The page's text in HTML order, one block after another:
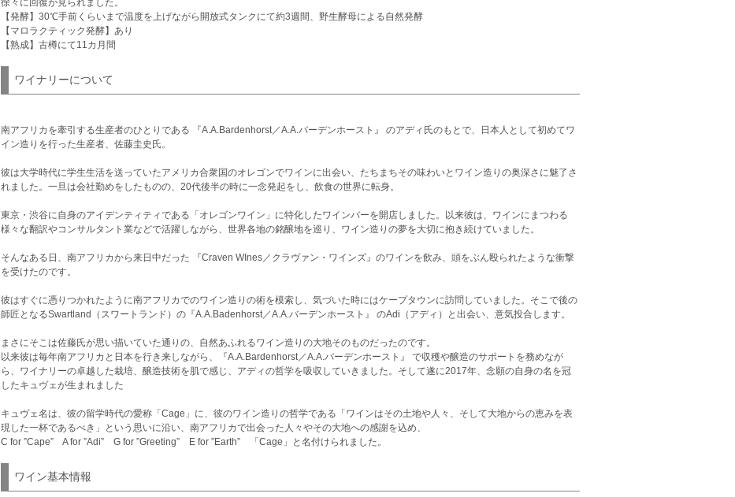
徐々に回復が見られました。
【発酵】30℃手前くらいまで温度を上げながら開放式タンクにて約3週間、野生酵母による自然発酵
【マロラクティック発酵】あり
【熟成】古樽にて11カ月間
ワイナリーについて
南アフリカを牽引する生産者のひとりである 『A.A.Bardenhorst／A.A.バーデンホースト』 のアディ氏のもとで、日本人として初めてワ
イン造りを行った生産者、佐藤圭史氏。
彼は大学時代に学生生活を送っていたアメリカ合衆国のオレゴンでワインに出会い、たちまちその味わいとワイン造りの奥深さに魅了さ
れました。一旦は会社勤めをしたものの、20代後半の時に一念発起をし、飲食の世界に転身。
東京・渋谷に自身のアイデンティティである「オレゴンワイン」に特化したワインバーを開店しました。以来彼は、ワインにまつわる
様々な翻訳やコンサルタント業などで活躍しながら、世界各地の銘醸地を巡り、ワイン造りの夢を大切に抱き続けていました。
そんなある日、南アフリカから来日中だった 『Craven WInes／クラヴァン・ワインズ』のワインを飲み、頭をぶん殴られたような衝撃
を受けたのです。
彼はすぐに憑りつかれたように南アフリカでのワイン造りの術を模索し、気づいた時にはケープタウンに訪問していました。そこで後の
師匠となるSwartland（スワートランド）の『A.A.Badenhorst／A.A.バーデンホースト』 のAdi（アディ）と出会い、意気投合します。
まさにそこは佐藤氏が思い描いていた通りの、自然あふれるワイン造りの大地そのものだったのです。
以来彼は毎年南アフリカと日本を行き来しながら、『A.A.Bardenhorst／A.A.バーデンホースト』 で収穫や醸造のサポートを務めなが
ら、ワイナリーの卓越した栽培、醸造技術を肌で感じ、アディの哲学を吸収していきました。そして遂に2017年、念願の自身の名を冠
したキュヴェが生まれました
キュヴェ名は、彼の留学時代の愛称「Cage」に、彼のワイン造りの哲学である「ワインはその土地や人々、そして大地からの恵みを表
現した一杯であるべき」という思いに沿い、南アフリカで出会った人々やその大地への感謝を込め、
C for ”Cape” A for ”Adi” G for ”Greeting” E for ”Earth” 「Cage」と名付けられました。
ワイン基本情報